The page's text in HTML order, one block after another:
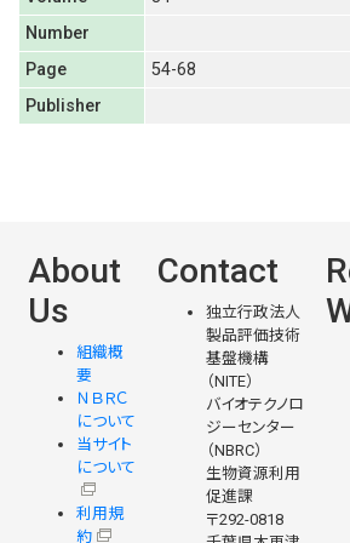
Number
Page
54-68
Publisher
About
Us
組織概
要
ＮＢＲＣ
について
当サイト
について
利用規
約
Contact
独立行政法人
製品評価技術
基盤機構
（NITE）
バイオテクノロ
ジーセンター
（NBRC）
生物資源利用
促進課
〒292-0818